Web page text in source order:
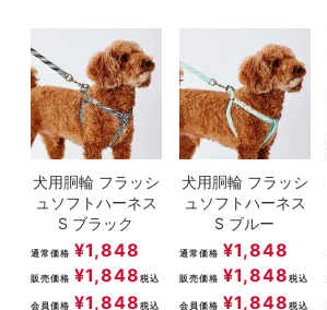
犬用胴輪 フラッシ
ュソフトハーネス
S ブラック
通常価格 ¥1,848
販売価格 ¥1,848 税込
会員価格 ¥1,848 税込
犬用胴輪 フラッシ
ュソフトハーネス
S ブルー
通常価格 ¥1,848
販売価格 ¥1,848 税込
会員価格 ¥1,848 税込